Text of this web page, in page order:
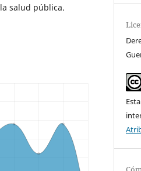
salud pública.